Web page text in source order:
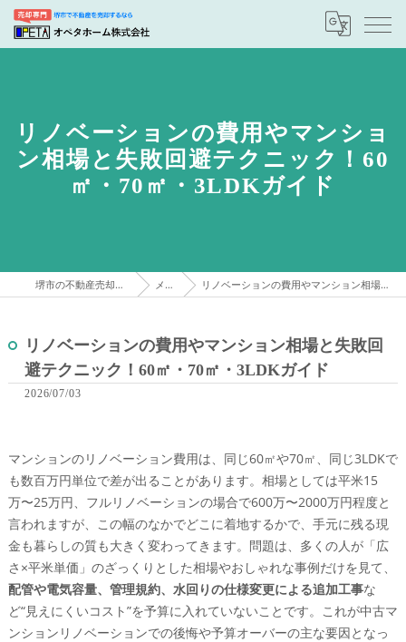
リノベーションの費用やマンショ
ン相場と失敗回避テクニック！60
㎡・70㎡・3LDKガイド
堺市の不動産売却はオペタホーム株式会社 メディア リノベーションの費用やマンション相場と失敗回避テクニック！60㎡・70㎡・3LDKガイド
リノベーションの費用やマンション相場と失敗回
避テクニック！60㎡・70㎡・3LDKガイド
2026/07/03
マンションのリノベーション費用は、同じ60㎡や70㎡、同じ3LDKで
も数百万円単位で差が出ることがあります。相場としては平米15
万〜25万円、フルリノベーションの場合で600万〜2000万円程度と
言われますが、この幅のなかでどこに着地するかで、手元に残る現
金も暮らしの質も大きく変わってきます。問題は、多くの人が「広
さ×平米単価」のざっくりとした相場やおしゃれな事例だけを見て、
配管や電気容量、管理規約、水回りの仕様変更による追加工事な
ど“見えにくいコスト”を予算に入れていないことです。これが中古マ
ンションリノベーションでの後悔や予算オーバーの主な要因となっ